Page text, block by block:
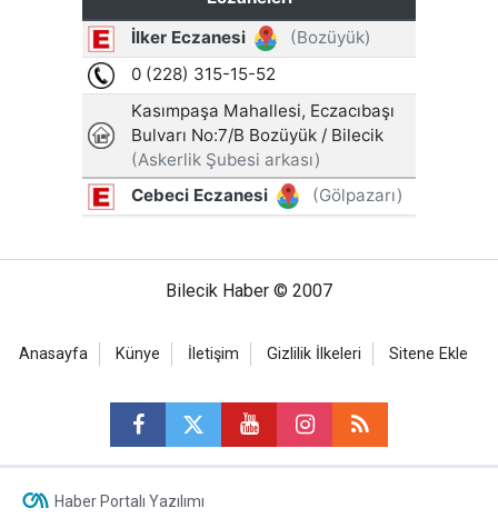
Bilecik Haber © 2007
Anasayfa Künye İletişim Gizlilik İlkeleri Sitene Ekle
Haber Portalı Yazılımı